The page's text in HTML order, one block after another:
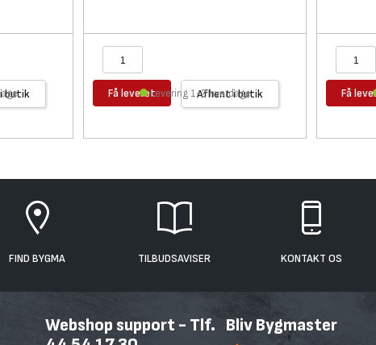
butik Få leveret Afhent i butik
Levering 1-2 hverdage Få
FIND BYGMA TILBUDSAVISER KONTAKT OS
Webshop support - Tlf. Bliv Bygmaster